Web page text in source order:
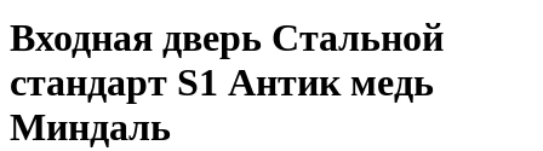
Входная дверь Стальной
стандарт S1 Антик медь
Миндаль